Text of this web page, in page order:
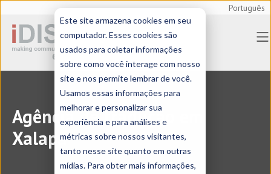
Este site armazena cookies em seu
computador. Esses cookies são
usados para coletar informações
sobre como você interage com nosso
site e nos permite lembrar de você.
Usamos essas informações para
melhorar e personalizar sua
experiência e para análises e
métricas sobre nossos visitantes,
tanto nesse site quanto em outras
mídias. Para obter mais informações,
Português
Agência de tradução em
Xalapa